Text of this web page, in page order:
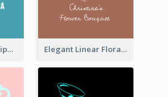
Photography Equipment Graphic Logo In Monochrome Elegant Linear Floral Logo